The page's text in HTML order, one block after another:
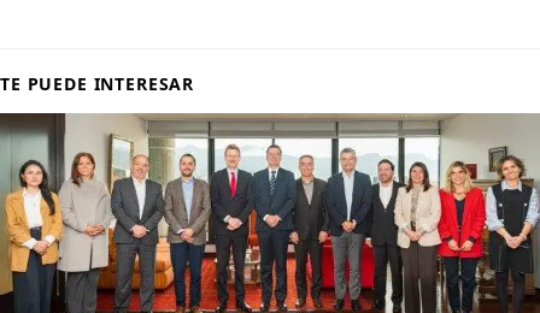
TE PUEDE INTERESAR